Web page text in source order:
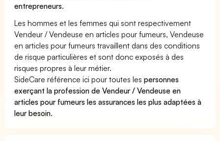
entrepreneurs.
Les hommes et les femmes qui sont respectivement
Vendeur / Vendeuse en articles pour fumeurs, Vendeuse
en articles pour fumeurs travaillent dans des conditions
de risque particulières et sont donc exposés à des
risques propres à leur métier.
SideCare référence ici pour toutes lespersonnes
exerçant la profession de Vendeur / Vendeuse en
articles pour fumeurs les assurances les plus adaptées à
leur besoin.